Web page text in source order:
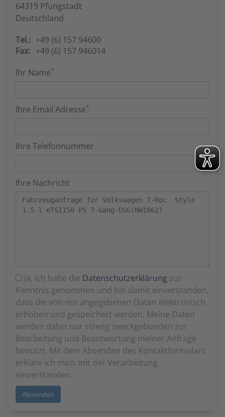
64319 Pfungstadt
Deutschland
Tel.: +49 (6) 157 94600
Fax: +49 (6) 157 946014
Ihr Name*
Ihre Email Adresse*
Ihre Telefonnummer
Ihre Nachricht
Ja, ich habe die Datenschutzerklärung zur
Kenntnis genommen und bin damit einverstanden,
dass die von mir angegebenen Daten elektronisch
erhoben und gespeichert werden. Meine Daten
werden dabei nur streng zweckgebunden zur
Bearbeitung und Beantwortung meiner Anfrage
benutzt. Mit dem Absenden des Kontaktformulars
erkläre ich mich mit der Verarbeitung
einverstanden.